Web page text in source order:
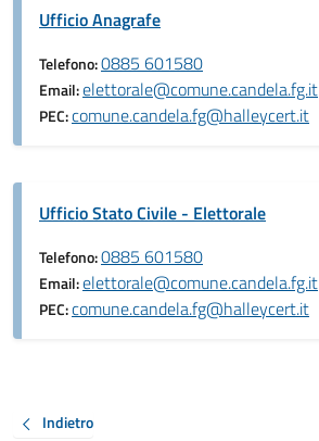
Ufficio Anagrafe
Telefono:0885 601580
Email:elettorale@comune.candela.fg.it
PEC:comune.candela.fg@halleycert.it
Ufficio Stato Civile - Elettorale
Telefono:0885 601580
Email:elettorale@comune.candela.fg.it
PEC:comune.candela.fg@halleycert.it
Indietro